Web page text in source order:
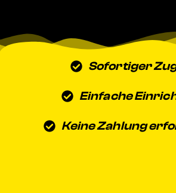
Sofortiger
Einfache
Keine Zahlung